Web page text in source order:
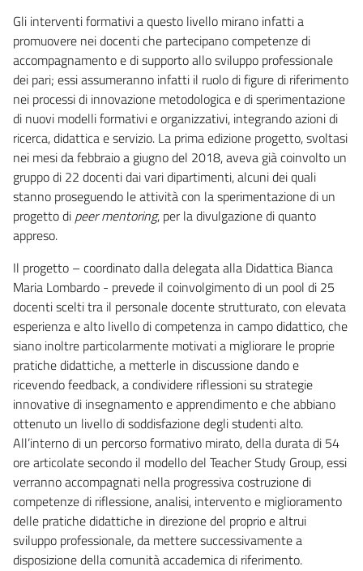
Gli interventi formativi a questo livello mirano infatti a
promuovere nei docenti che partecipano competenze di
accompagnamento e di supporto allo sviluppo professionale
dei pari; essi assumeranno infatti il ruolo di figure di riferimento
nei processi di innovazione metodologica e di sperimentazione
di nuovi modelli formativi e organizzativi, integrando azioni di
ricerca, didattica e servizio. La prima edizione progetto, svoltasi
nei mesi da febbraio a giugno del 2018, aveva già coinvolto un
gruppo di 22 docenti dai vari dipartimenti, alcuni dei quali
stanno proseguendo le attività con la sperimentazione di un
progetto di peer mentoring, per la divulgazione di quanto
appreso.
Il progetto – coordinato dalla delegata alla Didattica Bianca
Maria Lombardo - prevede il coinvolgimento di un pool di 25
docenti scelti tra il personale docente strutturato, con elevata
esperienza e alto livello di competenza in campo didattico, che
siano inoltre particolarmente motivati a migliorare le proprie
pratiche didattiche, a metterle in discussione dando e
ricevendo feedback, a condividere riflessioni su strategie
innovative di insegnamento e apprendimento e che abbiano
ottenuto un livello di soddisfazione degli studenti alto.
All’interno di un percorso formativo mirato, della durata di 54
ore articolate secondo il modello del Teacher Study Group, essi
verranno accompagnati nella progressiva costruzione di
competenze di riflessione, analisi, intervento e miglioramento
delle pratiche didattiche in direzione del proprio e altrui
sviluppo professionale, da mettere successivamente a
disposizione della comunità accademica di riferimento.